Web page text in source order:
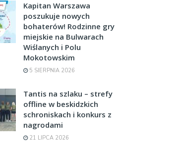
Kapitan Warszawa
poszukuje nowych
bohaterów! Rodzinne gry
miejskie na Bulwarach
Wiślanych i Polu
Mokotowskim
5 SIERPNIA 2026
Tantis na szlaku – strefy
offline w beskidzkich
schroniskach i konkurs z
nagrodami
21 LIPCA 2026